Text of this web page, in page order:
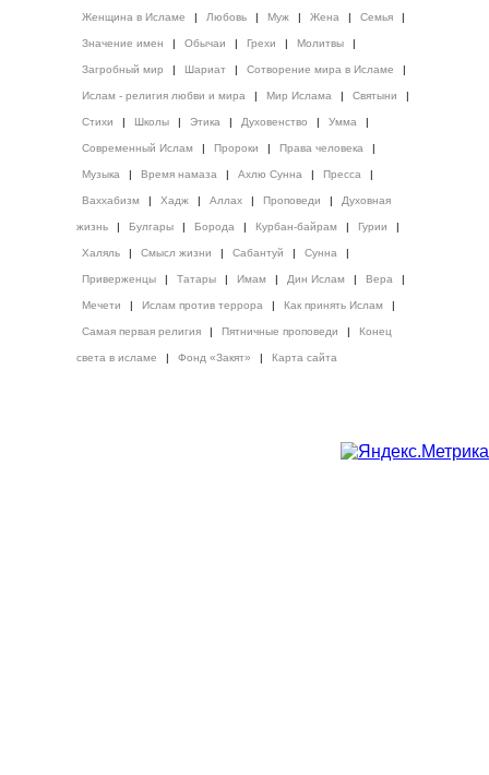
Женщина в Исламе | Любовь | Муж | Жена | Семья |
Значение имен | Обычаи | Грехи | Молитвы |
Загробный мир | Шариат | Сотворение мира в Исламе |
Ислам - религия любви и мира | Мир Ислама | Святыни |
Стихи | Школы | Этика | Духовенство | Умма |
Современный Ислам | Пророки | Права человека |
Музыка | Время намаза | Ахлю Сунна | Пресса |
Ваххабизм | Хадж | Аллах | Проповеди | Духовная
жизнь | Булгары | Борода | Курбан-байрам | Гурии |
Халяль | Смысл жизни | Сабантуй | Сунна |
Приверженцы | Татары | Имам | Дин Ислам | Вера |
Мечети | Ислам против террора | Как принять Ислам |
Самая первая религия | Пятничные проповеди | Конец
света в исламе | Фонд «Закят» | Карта сайта